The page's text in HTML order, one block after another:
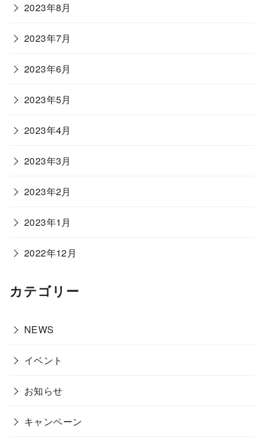
2023年8月
2023年7月
2023年6月
2023年5月
2023年4月
2023年3月
2023年2月
2023年1月
2022年12月
カテゴリー
NEWS
イベント
お知らせ
キャンペーン